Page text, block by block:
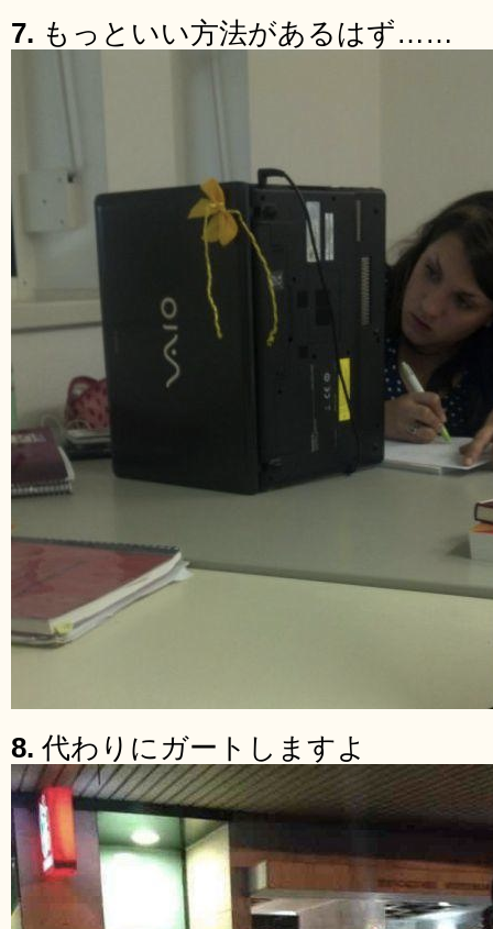
7. もっといい方法があるはず……
8. 代わりにガートしますよ